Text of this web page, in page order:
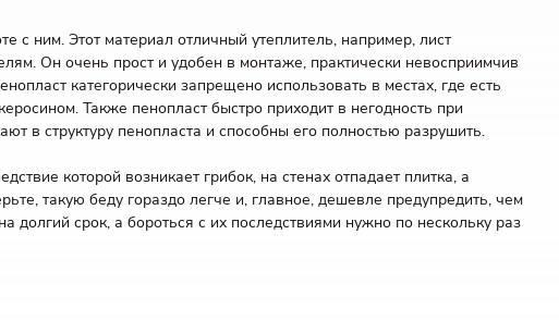
с ним. Этот материал отличный утеплитель, например, лист
Он очень прост и удобен в монтаже, практически невосприимчив
категорически запрещено использовать в местах, где есть
Также пенопласт быстро приходит в негодность при
в структуру пенопласта и способны его полностью разрушить.
которой возникает грибок, на стенах отпадает плитка, а
такую беду гораздо легче и, главное, дешевле предупредить, чем
срок, а бороться с их последствиями нужно по нескольку раз